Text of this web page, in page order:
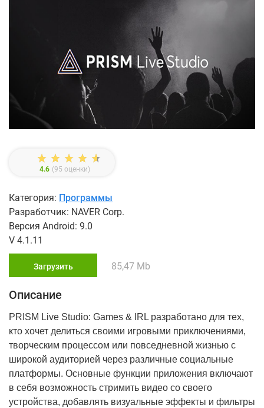
4.6 (95 оценки)
Категория: Программы
Разработчик: NAVER Corp.
Версия Android: 9.0
V 4.1.11
Загрузить 85,47 Mb
Описание
PRISM Live Studio: Games & IRL разработано для тех,
кто хочет делиться своими игровыми приключениями,
творческим процессом или повседневной жизнью с
широкой аудиторией через различные социальные
платформы. Основные функции приложения включают
в себя возможность стримить видео со своего
устройства, добавлять визуальные эффекты и фильтры